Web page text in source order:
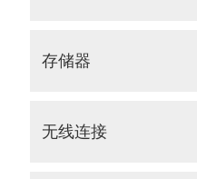
存储器
无线连接